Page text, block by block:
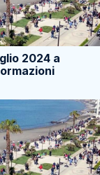
2024 a